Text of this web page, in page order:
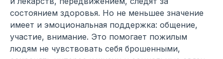
состоянием здоровья. Но не меньшее значение
имеет и эмоциональная поддержка: общение,
участие, внимание. Это помогает пожилым
людям не чувствовать себя брошенными,